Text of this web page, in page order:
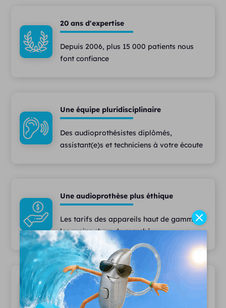
20 ans d'expertise
Depuis 2006, plus 15 000 patients nous
font confiance
Une équipe pluridisciplinaire
Des audioprothésistes diplômés,
assistant(e)s et techniciens à votre écoute
Une audioprothèse plus éthique
Les tarifs des appareils haut de gamme
les moins chers du marché
Le plus large choix d'appareils auditifs
Plus de 1000 modèles disponibles